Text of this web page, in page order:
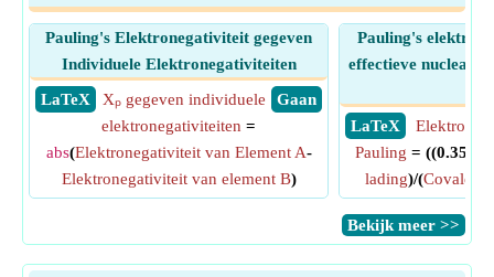
Pauling's Elektronegativiteit gegeven
Individuele Elektronegativiteiten
​ LaTeX
​ Gaan
Xₚ gegeven individuele
elektronegativiteiten =
abs(Elektronegativiteit van Element A-
Elektronegativiteit van element B)
Pauling's
effectieve nucleaire
​ LaTeX
Pauling = ((0.359*
lading)/(
​Bekijk meer >>